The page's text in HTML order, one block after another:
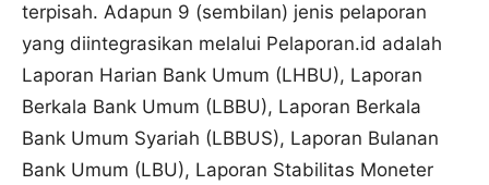
terpisah. Adapun 9 (sembilan) jenis pelaporan
yang diintegrasikan melalui Pelaporan.id adalah
Laporan Harian Bank Umum (LHBU), Laporan
Berkala Bank Umum (LBBU), Laporan Berkala
Bank Umum Syariah (LBBUS), Laporan Bulanan
Bank Umum (LBU), Laporan Stabilitas Moneter